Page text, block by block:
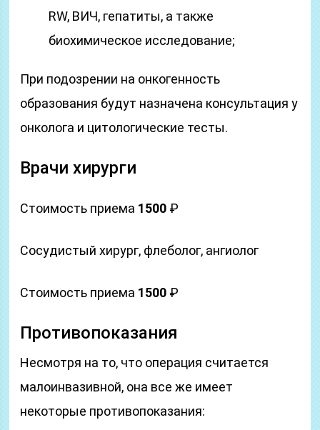
RW, ВИЧ, гепатиты, а также
биохимическое исследование;
При подозрении на онкогенность
образования будут назначена консультация у
онколога и цитологические тесты.
Врачи хирурги
Стоимость приема 1500 ₽
Сосудистый хирург, флеболог, ангиолог
Стоимость приема 1500 ₽
Противопоказания
Несмотря на то, что операция считается
малоинвазивной, она все же имеет
некоторые противопоказания: